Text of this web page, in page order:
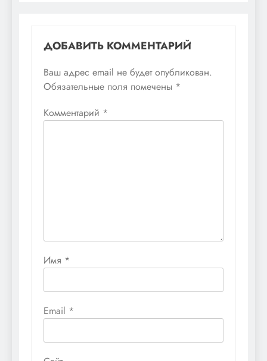
ДОБАВИТЬ КОММЕНТАРИЙ
Ваш адрес email не будет опубликован.
Обязательные поля помечены *
Комментарий *
Имя *
Email *